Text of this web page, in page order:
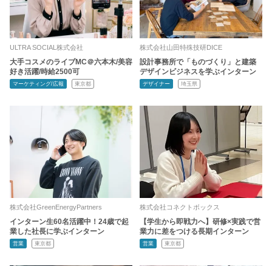
ULTRA SOCIAL株式会社
大手コスメのライブMC＠六本木/美容
好き活躍/時給2500可
マーケティング/広報 東京都
株式会社山田特殊技研DICE
設計事務所で「ものづくり」と建築
デザインビジネスを学ぶインターン
デザイナー 埼玉県
株式会社GreenEnergyPartners
インターン生60名活躍中！24歳で起
業した社長に学ぶインターン
営業 東京都
株式会社コネクトボックス
【学生から即戦力へ】研修×実践で営
業力に差をつける長期インターン
営業 東京都